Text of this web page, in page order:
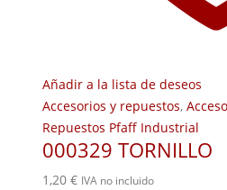
Añadir a la lista de deseos
Accesorios y repuestos,
Repuestos Pfaff Industrial
000329 TORNILLO
1,20 € IVA no incluido